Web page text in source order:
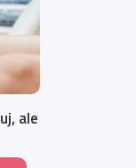
ale